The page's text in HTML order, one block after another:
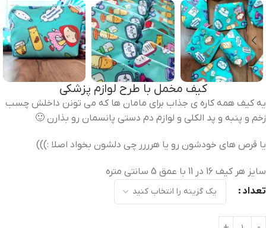
کیف مخمل با طرح لوازم پزشکی
یه کیف همه کاره ی جذاب برای مامان ها که می تونن داخلش چسب
زخم و پنبه و پد الکلی و لوازم دم دستی پانسمان رو بذارن 🙂
یا قرص های خودشون رو یا هرررر چی دلشون بخواد اصلا :)))
سایز هر کیف 16 در 11 با عمق 5 سانتی متره
تعداد